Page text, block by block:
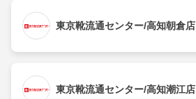
東京靴流通センター/高知朝倉店
東京靴流通センター/高知潮江店